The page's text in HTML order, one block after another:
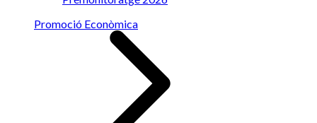
Promoció Econòmica